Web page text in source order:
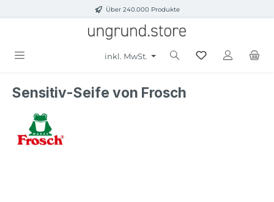
Zum Hauptinhalt springenÜber 240.000 Produkte
inkl. MwSt.
Sensitiv-Seife von Frosch